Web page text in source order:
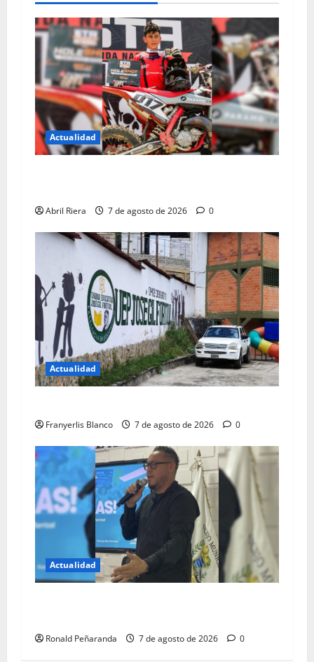
Actualidad
Abril Riera 7 de agosto de 2026 0
Actualidad
Franyerlis Blanco 7 de agosto de 2026 0
Actualidad
Ronald Peñaranda 7 de agosto de 2026 0